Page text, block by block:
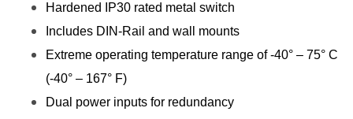
Hardened IP30 rated metal switch
Includes DIN-Rail and wall mounts
Extreme operating temperature range of -40° – 75° C
(-40° – 167° F)
Dual power inputs for redundancy